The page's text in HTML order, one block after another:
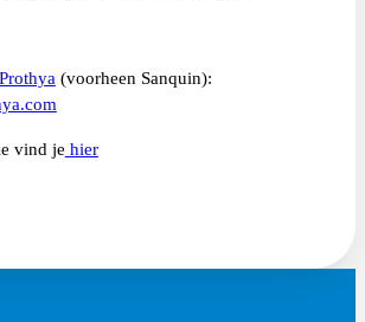
Prothya (voorheen Sanquin):
vind je hier